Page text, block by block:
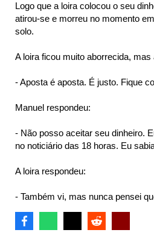
Logo que a loira colocou o seu
atirou-se e morreu no momento
solo.
A loira ficou muito aborrecida, mas
- Aposta é aposta. É justo. Fique
Manuel respondeu:
- Não posso aceitar seu dinheiro.
no noticiário das 18 horas. Eu
A loira respondeu:
- Também vi, mas nunca pensei